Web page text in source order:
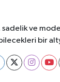
ve
bir